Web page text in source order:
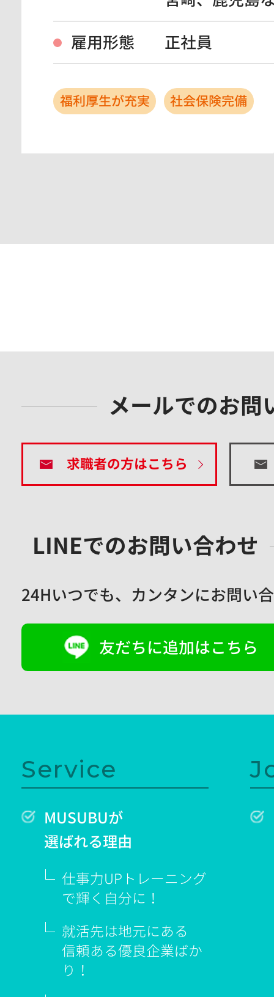
雇用形態
正社員
福利厚生が充実 社会保険完備
メールでのお問
求職者の方はこちら
LINEでのお問い合わせ
24Hいつでも、 カンタンにお問い
友だちに追加はこちら
Service
MUSUBUが
選ばれる理由
仕事力UPトレーニング
で輝く 自分に！
就活先は地元にある
信頼ある優良企業ばか
り！